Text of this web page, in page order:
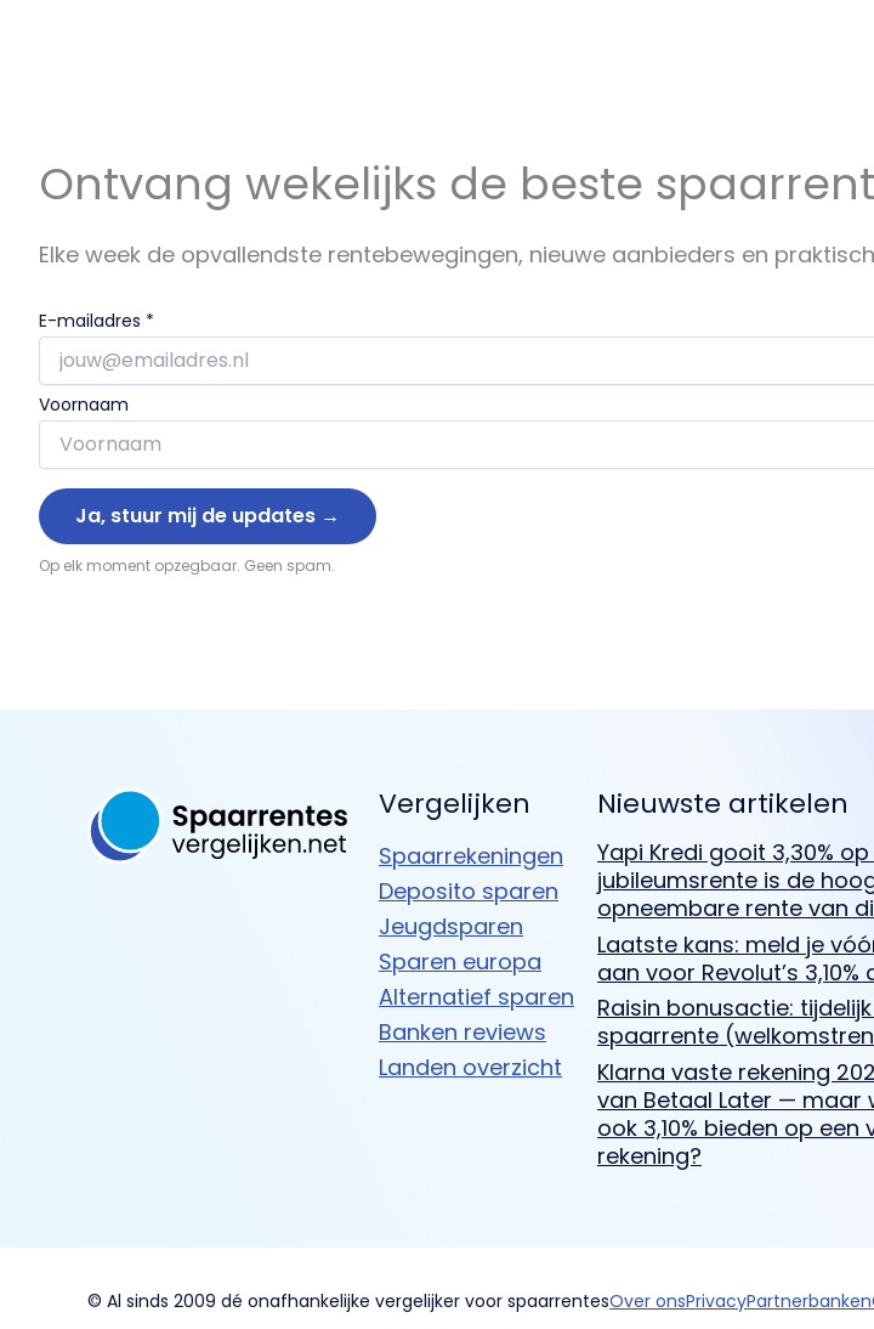
Ontvang wekelijks de beste
Elke week de opvallendste rentebewegingen, nieuwe aanbieders en
E-mailadres *
Voornaam
Op elk moment opzegbaar. Geen spam.
Vergelijken
Spaarrekeningen
Deposito sparen
Jeugdsparen
Sparen europa
Alternatief sparen
Banken reviews
Landen overzicht
Nieuwste artikelen
Yapi Kredi gooit 3,30%
jubileumsrente is de
opneembare rente van
Laatste kans: meld je
aan voor Revolut’s
Raisin bonusactie:
spaarrente
Klarna vaste rekening
van Betaal Later — maar
ook 3,10% bieden op een
rekening?
© Al sinds 2009 dé onafhankelijke vergelijker voor spaarrentesOver onsPrivacyPartnerbanken